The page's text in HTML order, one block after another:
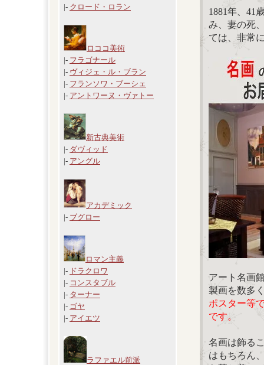
|- クロード・ロラン
ロココ美術
|- フラゴナール
|- ヴィジェ・ル・ブラン
|- フランソワ・ブーシェ
|- アントワーヌ・ヴァトー
新古典美術
|- ダヴィッド
|- アングル
アカデミック
|- ブグロー
ロマン主義
|- ドラクロワ
|- コンスタブル
|- ターナー
|- ゴヤ
|- アイエツ
ラファエル前派
1881年、41
み、妻の死
ては、非常
アート名画
製画を数多
ポスター等
です。
名画は飾る
はもちろん